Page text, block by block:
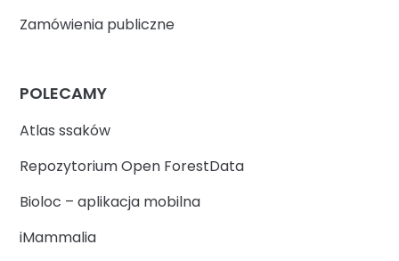
Zamówienia publiczne
POLECAMY
Atlas ssaków
Repozytorium Open ForestData
Bioloc – aplikacja mobilna
iMammalia